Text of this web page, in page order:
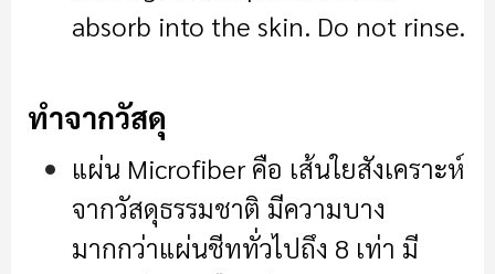
absorb into the skin. Do not rinse.
ทำจากวัสดุ
แผ่น Microfiber คือ เส้นใยสังเคราะห์
จากวัสดุธรรมชาติ มีความบาง
มากกว่าแผ่นชีททั่วไปถึง 8 เท่า มี